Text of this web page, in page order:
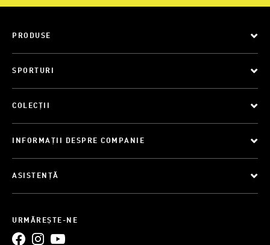
PRODUSE
SPORTURI
COLECȚII
INFORMAȚII DESPRE COMPANIE
ASISTENȚĂ
URMĂREȘTE-NE